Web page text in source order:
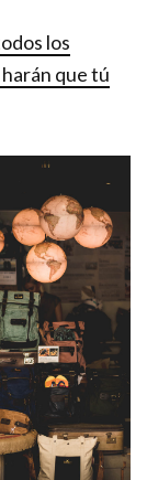
los
que tú